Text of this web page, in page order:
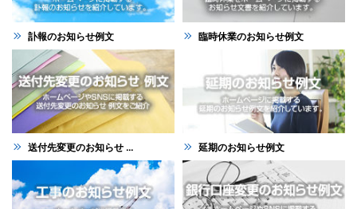
訃報のお知らせ例文 臨時休業のお知らせ例文
送付先変更のお知らせ ... 延期のお知らせ例文